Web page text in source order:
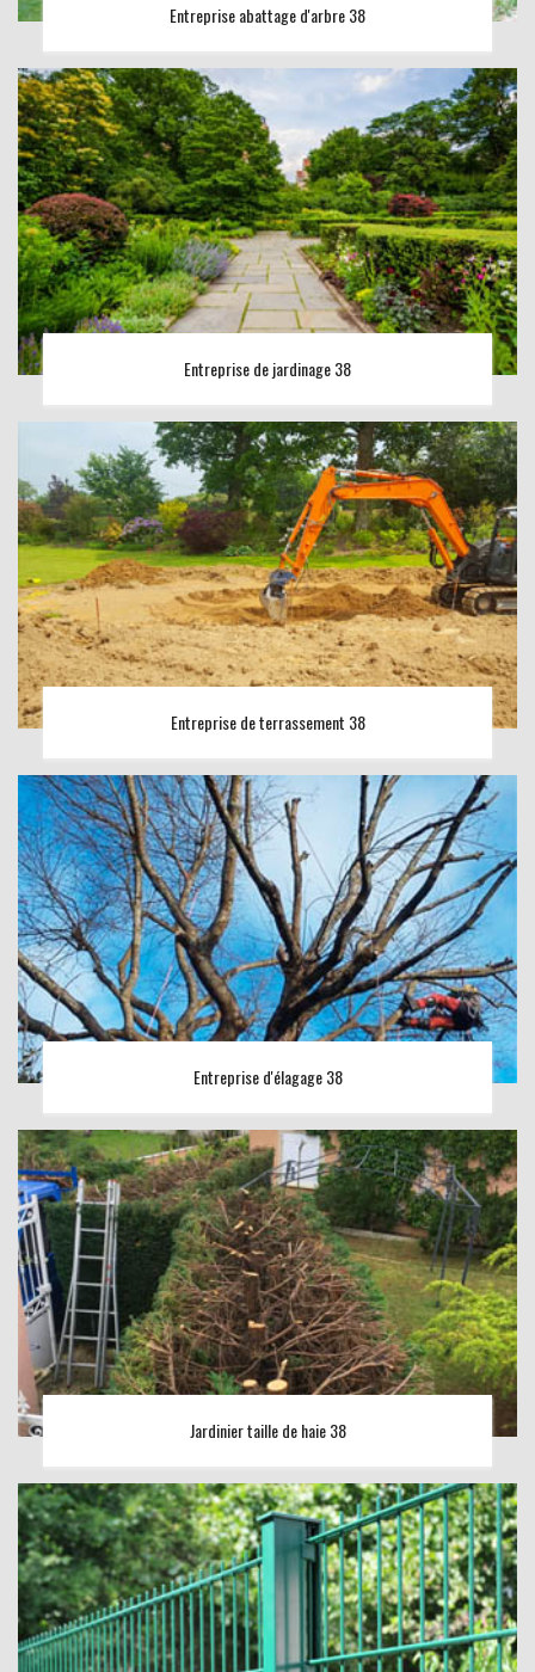
Entreprise abattage d'arbre 38
Entreprise de jardinage 38
Entreprise de terrassement 38
Entreprise d'élagage 38
Jardinier taille de haie 38